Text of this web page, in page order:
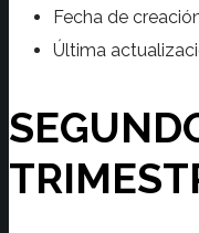
Fecha de
Última